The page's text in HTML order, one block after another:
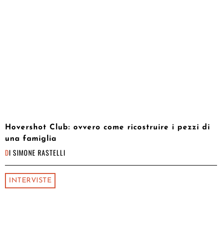
Hovershot Club: ovvero come ricostruire i pezzi di
una famiglia
DI SIMONE RASTELLI
INTERVISTE